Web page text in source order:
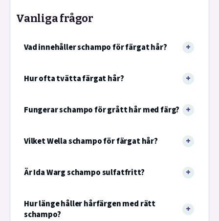
Vanliga frågor
Vad innehåller schampo för färgat hår?
Hur ofta tvätta färgat hår?
Fungerar schampo för grått hår med färg?
Vilket Wella schampo för färgat hår?
Är Ida Warg schampo sulfatfritt?
Hur länge håller hårfärgen med rätt
schampo?